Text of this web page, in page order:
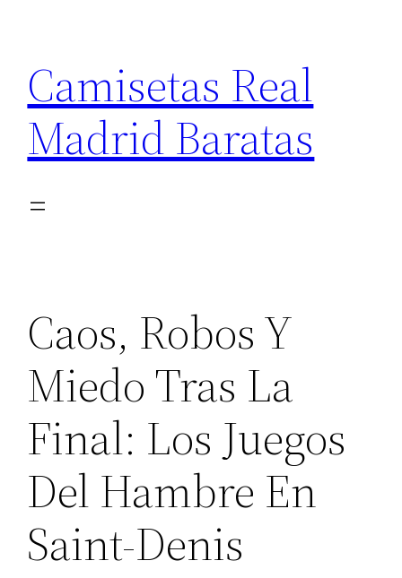
contenido
Camisetas Real
Madrid Baratas
Caos, Robos Y
Miedo Tras La
Final: Los Juegos
Del Hambre En
Saint-Denis